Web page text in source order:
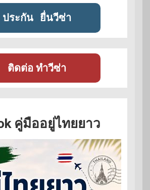
ประกัน ยื่นวีซ่า
ติดต่อ ทำวีซ่า
คู่มืออยู่ไทยยาว